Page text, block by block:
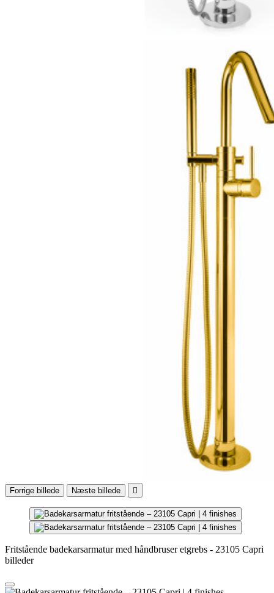
Forrige billede Næste billede 
Fritstående badekarsarmatur med håndbruser etgrebs - 23105 Capri
billeder